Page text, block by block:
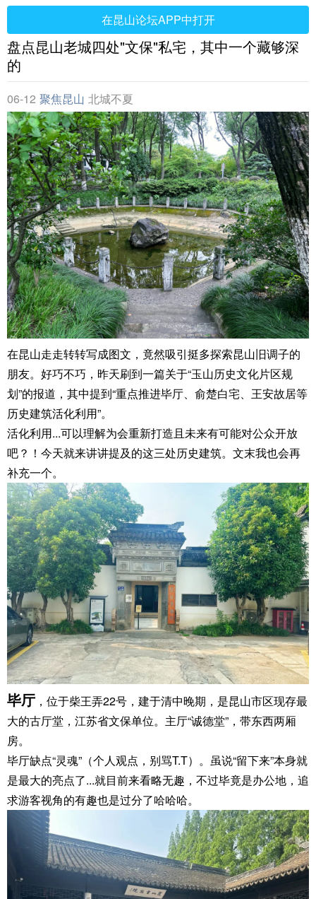
在昆山论坛APP中打开
盘点昆山老城四处"文保"私宅，其中一个藏够深
的
06-12 聚焦昆山 北城不夏
在昆山走走转转写成图文，竟然吸引挺多探索昆山旧调子的
朋友。好巧不巧，昨天刷到一篇关于“玉山历史文化片区规
划”的报道，其中提到“重点推进毕厅、俞楚白宅、王安故居等
历史建筑活化利用”。
活化利用...可以理解为会重新打造且未来有可能对公众开放
吧？！今天就来讲讲提及的这三处历史建筑。文末我也会再
补充一个。
毕厅 ，位于柴王弄22号，建于清中晚期，是昆山市区现存最
大的古厅堂，江苏省文保单位。主厅“诚德堂”，带东西两厢
房。
毕厅缺点“灵魂”（个人观点，别骂T.T）。虽说“留下来”本身就
是最大的亮点了...就目前来看略无趣，不过毕竟是办公地，追
求游客视角的有趣也是过分了哈哈哈。